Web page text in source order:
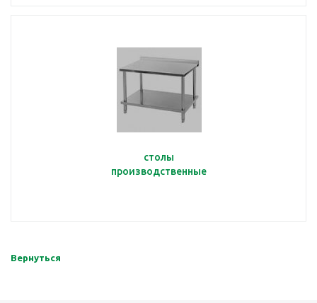
столы
производственные
Вернуться